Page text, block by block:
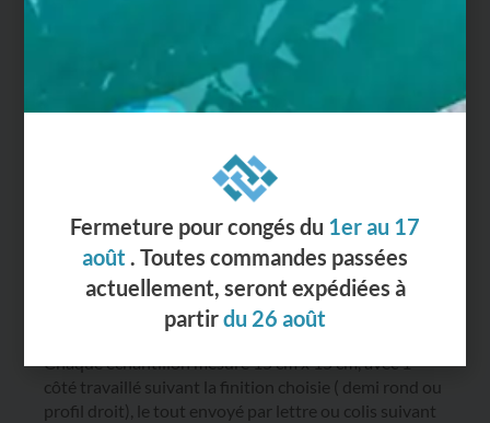
Demander un échantillon
Échantillons remboursables à la
commande
Pour visualiser le modèle de margelle et être sûr de
votre choix, nous vous conseillons de commander un
Chaque échantillon mesure 15 cm x 15 cm, avec 1
côté travaillé suivant la finition choisie ( demi rond ou
profil droit), le tout envoyé par lettre ou colis suivant